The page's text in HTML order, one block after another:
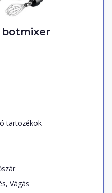
botmixer
tartozékok
Vágás